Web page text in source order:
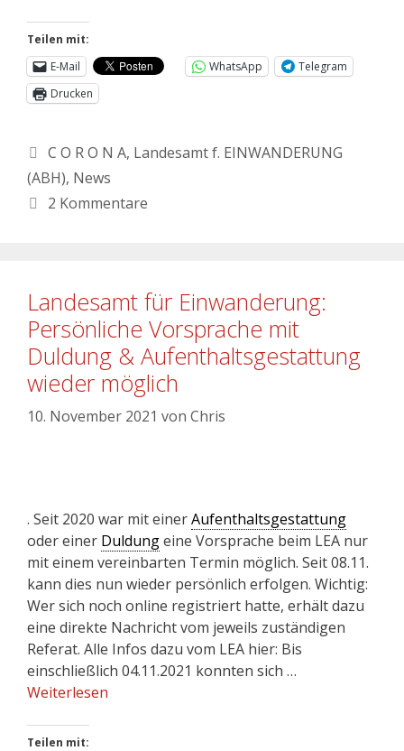
Teilen mit:
E-Mail
WhatsApp
Telegram
Drucken
C O R O N A, Landesamt f. EINWANDERUNG
(ABH), News
2 Kommentare
Landesamt für Einwanderung:
Persönliche Vorsprache mit
Duldung & Aufenthaltsgestattung
wieder möglich
10. November 2021 von Chris
. Seit 2020 war mit einerAufenthaltsgestattung
oder einer Duldungeine Vorsprache beim LEA nur
mit einem vereinbarten Termin möglich. Seit 08.11.
kann dies nun wieder persönlich erfolgen. Wichtig:
Wer sich noch online registriert hatte, erhält dazu
eine direkte Nachricht vom jeweils zuständigen
Referat. Alle Infos dazu vom LEA hier: Bis
einschließlich 04.11.2021 konnten sich …
Weiterlesen
Teilen mit: